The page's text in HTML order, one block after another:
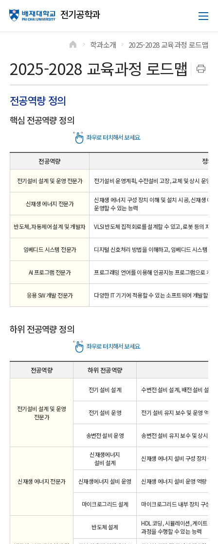
전기공학과
2025-2028 교육과정 로드맵
학과소개 2025-2028 교육과정 로드맵
전공역량 정의
핵심 전공역량 정의
전공역량 정의
전기설비 설계 및 운영 전문가 전기설비 운영계획, 수전설비 고장, 교체 및 상시 운영,
신재생 에너지 전문가
신재생 에너지 구성 장치 이해 및 설치 시공, 신재생 에
운영할 수 있는 능력
반도체, 자동제어 설계 및 개발자 VLSI 반도체 집적회로를 설계할 수 있고, 로봇 등의 자
임베디드 시스템 전문가 디지털 신호처리 방법을 이해하고, 임베디드 시스템
AI 프로그램 전문가 프로그래밍 언어를 이용해 인공지능 프로그램으로 개
응용 SW 개발 전문가 다양한 IT 기기에 적용할 수 있는 소프트웨어 개발할 수
하위 전공역량 정의
전공역량 하위 전공역량
전기설비 설계 및 운영
전문가
전기 설비 설계 수변전 설비 설계, 배전 설비 설계,
전기 설비 운영 전기 설비 유지 보수 및 운영 역량
송변전 설비 운영 송변전 설비 유지 보수 및 상시 운
신재생 에너지 전문가
신재생에너지
설비 설계
신재생 에너지 설비 구성 장치 설
신재생에너지 설비 운영 신재생 에너지 설비 운영 역량
마이크로그리드 설계 마이크로그리드 내부 장치 구성
반도체 설계
HDL 코딩, 시뮬레이션, 게이트 레
과정을 수행할 수 있는 능력